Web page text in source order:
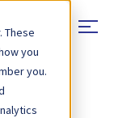
These
you
you.